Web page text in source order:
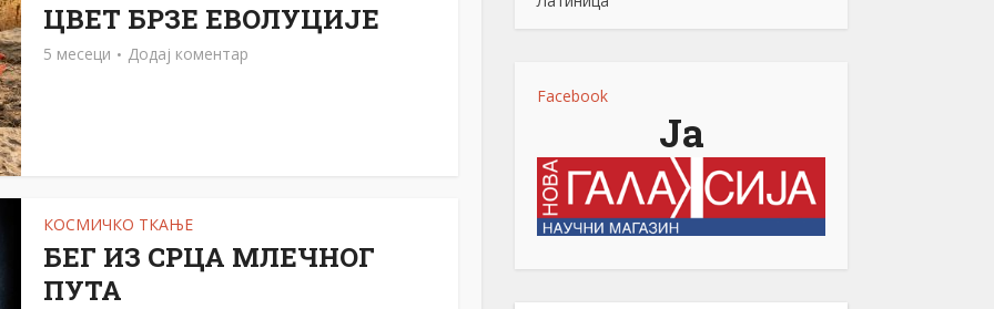
ЦВЕТ БРЗЕ ЕВОЛУЦИЈЕ
5 месеци Додај коментар
КОСМИЧКО ТКАЊЕ
БЕГ ИЗ СРЦА МЛЕЧНОГ
ПУТА
Facebook
Ја